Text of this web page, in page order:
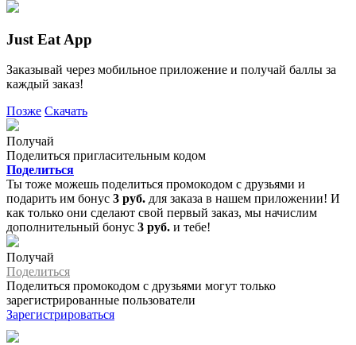
Just Eat App
Заказывай через мобильное приложение и получай баллы за
каждый заказ!
Позже Скачать
Получай
Поделиться пригласительным кодом
Поделиться
Ты тоже можешь поделиться промокодом с друзьями и
подарить им бонус 3 руб. для заказа в нашем приложении! И
как только они сделают свой первый заказ, мы начислим
дополнительный бонус 3 руб. и тебе!
Получай
Поделиться
Поделиться промокодом с друзьями могут только
зарегистрированные пользователи
Зарегистрироваться